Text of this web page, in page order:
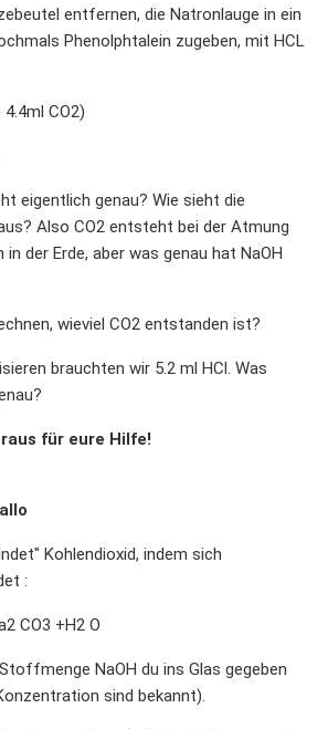
entfernen, die Natronlauge in ein
Phenolphtalein zugeben, mit HCL
CO2)
eigentlich genau? Wie sieht die
Also CO2 entsteht bei der Atmung
der Erde, aber was genau hat NaOH
wieviel CO2 entstanden ist?
brauchten wir 5.2 ml HCl. Was
für eure Hilfe!
Kohlendioxid, indem sich
:
CO3 +H2 O
NaOH du ins Glas gegeben
sind bekannt).